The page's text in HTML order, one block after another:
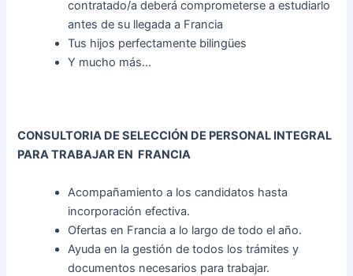
contratado/a deberá comprometerse a estudiarlo
antes de su llegada a Francia
Tus hijos perfectamente bilingües
Y mucho más…
CONSULTORIA DE SELECCIÓN DE PERSONAL INTEGRAL
PARA TRABAJAR EN FRANCIA
Acompañamiento a los candidatos hasta
incorporación efectiva.
Ofertas en Francia a lo largo de todo el año.
Ayuda en la gestión de todos los trámites y
documentos necesarios para trabajar.